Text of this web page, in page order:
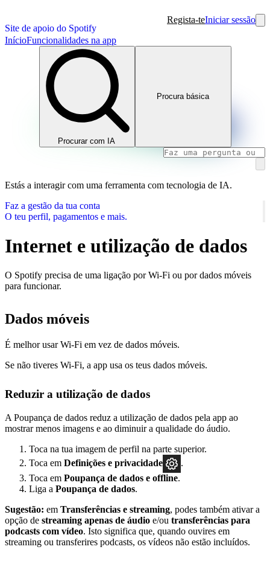
Site de apoio do Spotify
Regista-teIniciar sessão
InícioFuncionalidades na app
Procurar com IA
Procura básica
Estás a interagir com uma ferramenta com tecnologia de IA.
Faz a gestão da tua conta
O teu perfil, pagamentos e mais.
Internet e utilização de dados
O Spotify precisa de uma ligação por Wi-Fi ou por dados móveis
para funcionar.
Dados móveis
É melhor usar Wi-Fi em vez de dados móveis.
Se não tiveres Wi-Fi, a app usa os teus dados móveis.
Reduzir a utilização de dados
A Poupança de dados reduz a utilização de dados pela app ao
mostrar menos imagens e ao diminuir a qualidade do áudio.
Toca na tua imagem de perfil na parte superior.
Toca em Definições e privacidade
.
Toca em Poupança de dados e offline.
Liga a Poupança de dados.
Sugestão: em Transferências e streaming, podes também ativar a
opção de streaming apenas de áudio e/ou transferências para
podcasts com vídeo. Isto significa que, quando ouvires em
streaming ou transferires podcasts, os vídeos não estão incluídos.